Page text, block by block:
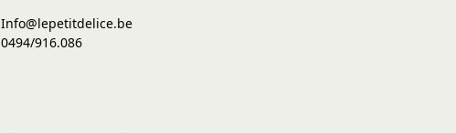
Info@lepetitdelice.be
0494/916.086